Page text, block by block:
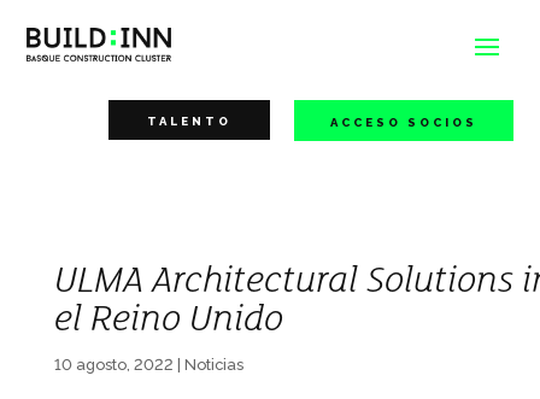
TALENTO ACCESO SOCIOS
ULMA Architectural Solutions
el Reino Unido
10 agosto, 2022 Noticias